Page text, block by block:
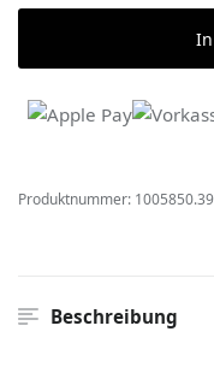
Produktnummer: 1005850.39
Beschreibung